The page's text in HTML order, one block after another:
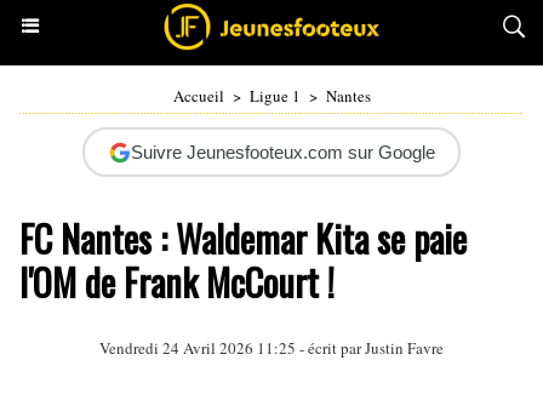
Accueil > Ligue 1 > Nantes
Suivre Jeunesfooteux.com sur Google
FC Nantes : Waldemar Kita se paie
l'OM de Frank McCourt !
Vendredi 24 Avril 2026 11:25 - écrit parJustin Favre